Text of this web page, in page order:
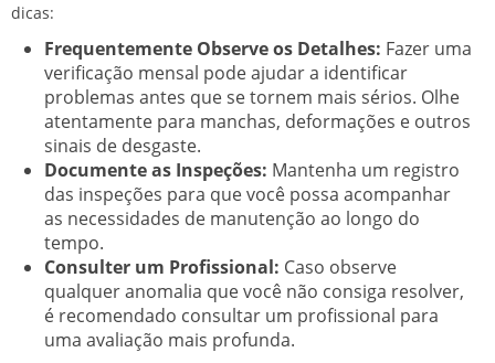
dicas:
Frequentemente Observe os Detalhes: Fazer uma
verificação mensal pode ajudar a identificar
problemas antes que se tornem mais sérios. Olhe
atentamente para manchas, deformações e outros
sinais de desgaste.
Documente as Inspeções: Mantenha um registro
das inspeções para que você possa acompanhar
as necessidades de manutenção ao longo do
tempo.
Consulter um Profissional: Caso observe
qualquer anomalia que você não consiga resolver,
é recomendado consultar um profissional para
uma avaliação mais profunda.